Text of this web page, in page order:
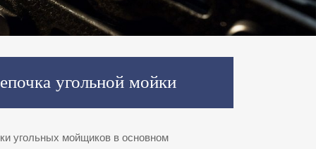
угольной мойки
угольных мойщиков в основном